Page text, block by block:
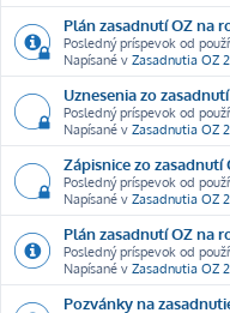
Plán zasadnutí OZ na
Posledný príspevok od
Napísané v Zasadnutia OZ
Uznesenia zo
Posledný príspevok od
Napísané v Zasadnutia OZ
Zápisnice zo zasadnutí
Posledný príspevok od
Napísané v Zasadnutia OZ
Plán zasadnutí OZ na
Posledný príspevok od
Napísané v Zasadnutia OZ
Pozvánky na